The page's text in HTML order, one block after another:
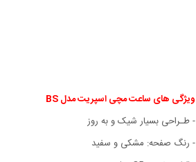
ویژگی های ساعت مچی اسپریت مدل BS
- طـراحی بسیار شیک و به روز
- رنگ صفحه: مشکی و سفید